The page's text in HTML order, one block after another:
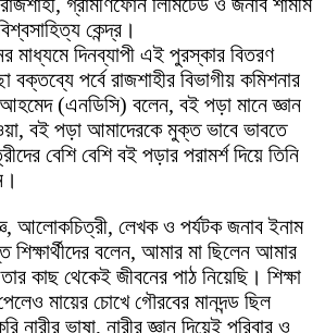
কেন্দ্র।
মাধ্যমে দিনব্যাপী এই পুরস্কার বিতরণ
পর্বে রাজশাহীর বিভাগীয় কমিশনার
(এনডিসি) বলেন, বই পড়া মানে জ্ঞান
বই পড়া আমাদেরকে মুক্ত ভাবে ভাবতে
বেশি বেশি বই পড়ার পরামর্শ দিয়ে তিনি
আলোকচিত্রী, লেখক ও পর্যটক জনাব ইনাম
বলেন, আমার মা ছিলেন আমার
কাছ থেকেই জীবনের পাঠ নিয়েছি। শিক্ষা
মায়ের চোখে গৌরবের মানদন্ড ছিল
ভাষা, নারীর জ্ঞান দিয়েই পরিবার ও